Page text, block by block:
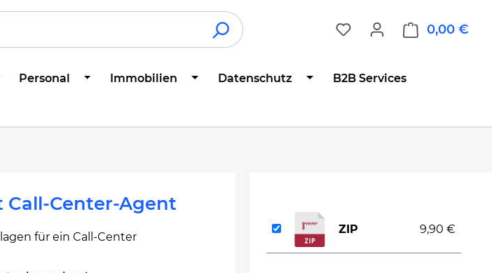
0,00 €
Personal Immobilien Datenschutz B2B Services
Call-Center-Agent
für ein Call-Center
ZIP 9,90 €